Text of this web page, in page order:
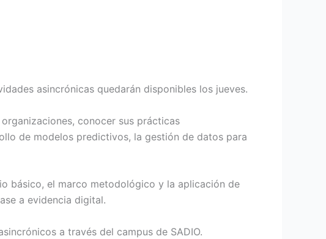
asincrónicas quedarán disponibles los jueves.
conocer sus prácticas
de modelos predictivos, la gestión de datos para
básico, el marco metodológico y la aplicación de
a evidencia digital.
a través del campus de SADIO.